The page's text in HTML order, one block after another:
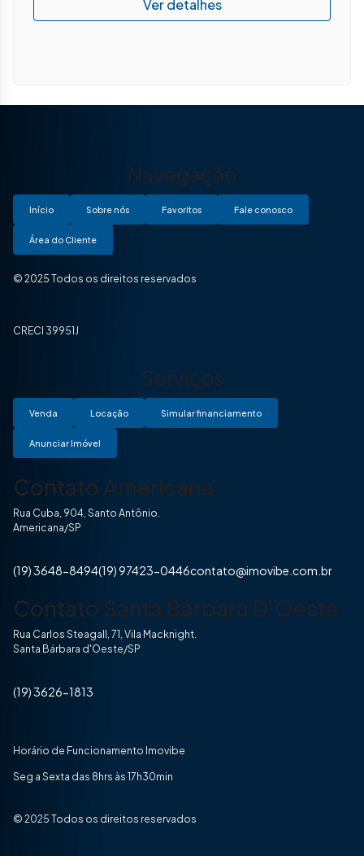
Navegação
Início Sobre nós Favoritos Fale conosco
Área do Cliente
© 2025 Todos os direitos reservados
CRECI 39951J
Serviços
Venda Locação Simular financiamento
Anunciar Imóvel
Contato Americana
Rua Cuba, 904, Santo Antônio.
Americana/SP
(19) 3648-8494(19) 97423-0446contato@imovibe.com.br
Contato Santa Bárbara D'Oeste
Rua Carlos Steagall, 71, Vila Macknight.
Santa Bárbara d'Oeste/SP
(19) 3626-1813
Horário de Funcionamento Imovibe
Seg a Sexta das 8hrs às 17h30min
© 2025 Todos os direitos reservados